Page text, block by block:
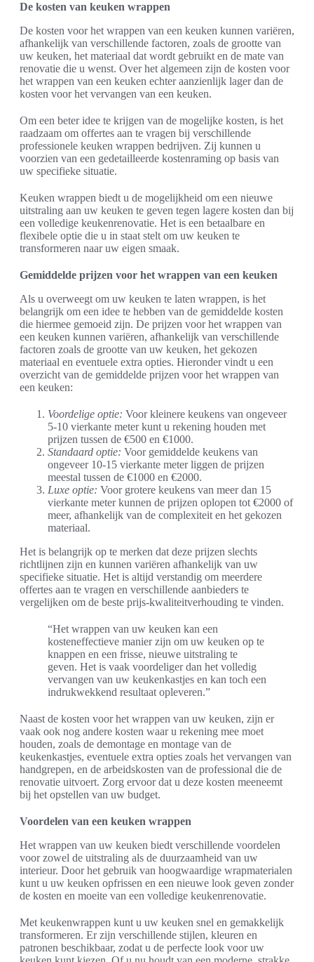
De kosten van keuken wrappen
De kosten voor het wrappen van een keuken kunnen variëren,
afhankelijk van verschillende factoren, zoals de grootte van
uw keuken, het materiaal dat wordt gebruikt en de mate van
renovatie die u wenst. Over het algemeen zijn de kosten voor
het wrappen van een keuken echter aanzienlijk lager dan de
kosten voor het vervangen van een keuken.
Om een beter idee te krijgen van de mogelijke kosten, is het
raadzaam om offertes aan te vragen bij verschillende
professionele keuken wrappen bedrijven. Zij kunnen u
voorzien van een gedetailleerde kostenraming op basis van
uw specifieke situatie.
Keuken wrappen biedt u de mogelijkheid om een nieuwe
uitstraling aan uw keuken te geven tegen lagere kosten dan bij
een volledige keukenrenovatie. Het is een betaalbare en
flexibele optie die u in staat stelt om uw keuken te
transformeren naar uw eigen smaak.
Gemiddelde prijzen voor het wrappen van een keuken
Als u overweegt om uw keuken te laten wrappen, is het
belangrijk om een idee te hebben van de gemiddelde kosten
die hiermee gemoeid zijn. De prijzen voor het wrappen van
een keuken kunnen variëren, afhankelijk van verschillende
factoren zoals de grootte van uw keuken, het gekozen
materiaal en eventuele extra opties. Hieronder vindt u een
overzicht van de gemiddelde prijzen voor het wrappen van
een keuken:
Voordelige optie: Voor kleinere keukens van ongeveer
5-10 vierkante meter kunt u rekening houden met
prijzen tussen de €500 en €1000.
Standaard optie: Voor gemiddelde keukens van
ongeveer 10-15 vierkante meter liggen de prijzen
meestal tussen de €1000 en €2000.
Luxe optie: Voor grotere keukens van meer dan 15
vierkante meter kunnen de prijzen oplopen tot €2000 of
meer, afhankelijk van de complexiteit en het gekozen
materiaal.
Het is belangrijk op te merken dat deze prijzen slechts
richtlijnen zijn en kunnen variëren afhankelijk van uw
specifieke situatie. Het is altijd verstandig om meerdere
offertes aan te vragen en verschillende aanbieders te
vergelijken om de beste prijs-kwaliteitverhouding te vinden.
“Het wrappen van uw keuken kan een
kosteneffectieve manier zijn om uw keuken op te
knappen en een frisse, nieuwe uitstraling te
geven. Het is vaak voordeliger dan het volledig
vervangen van uw keukenkastjes en kan toch een
indrukwekkend resultaat opleveren.”
Naast de kosten voor het wrappen van uw keuken, zijn er
vaak ook nog andere kosten waar u rekening mee moet
houden, zoals de demontage en montage van de
keukenkastjes, eventuele extra opties zoals het vervangen van
handgrepen, en de arbeidskosten van de professional die de
renovatie uitvoert. Zorg ervoor dat u deze kosten meeneemt
bij het opstellen van uw budget.
Voordelen van een keuken wrappen
Het wrappen van uw keuken biedt verschillende voordelen
voor zowel de uitstraling als de duurzaamheid van uw
interieur. Door het gebruik van hoogwaardige wrapmaterialen
kunt u uw keuken opfrissen en een nieuwe look geven zonder
de kosten en moeite van een volledige keukenrenovatie.
Met keukenwrappen kunt u uw keuken snel en gemakkelijk
transformeren. Er zijn verschillende stijlen, kleuren en
patronen beschikbaar, zodat u de perfecte look voor uw